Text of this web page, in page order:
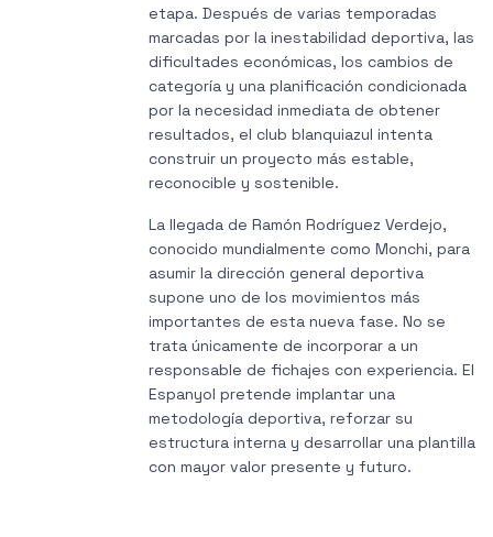
etapa. Después de varias temporadas
marcadas por la inestabilidad deportiva, las
dificultades económicas, los cambios de
categoría y una planificación condicionada
por la necesidad inmediata de obtener
resultados, el club blanquiazul intenta
construir un proyecto más estable,
reconocible y sostenible.
La llegada de Ramón Rodríguez Verdejo,
conocido mundialmente como Monchi, para
asumir la dirección general deportiva
supone uno de los movimientos más
importantes de esta nueva fase. No se
trata únicamente de incorporar a un
responsable de fichajes con experiencia. El
Espanyol pretende implantar una
metodología deportiva, reforzar su
estructura interna y desarrollar una plantilla
con mayor valor presente y futuro.